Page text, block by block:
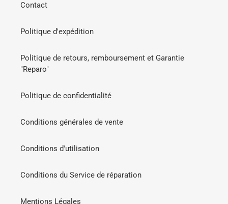
Contact
Politique d'expédition
Politique de retours, remboursement et Garantie
"Reparo"
Politique de confidentialité
Conditions générales de vente
Conditions d'utilisation
Conditions du Service de réparation
Mentions Légales